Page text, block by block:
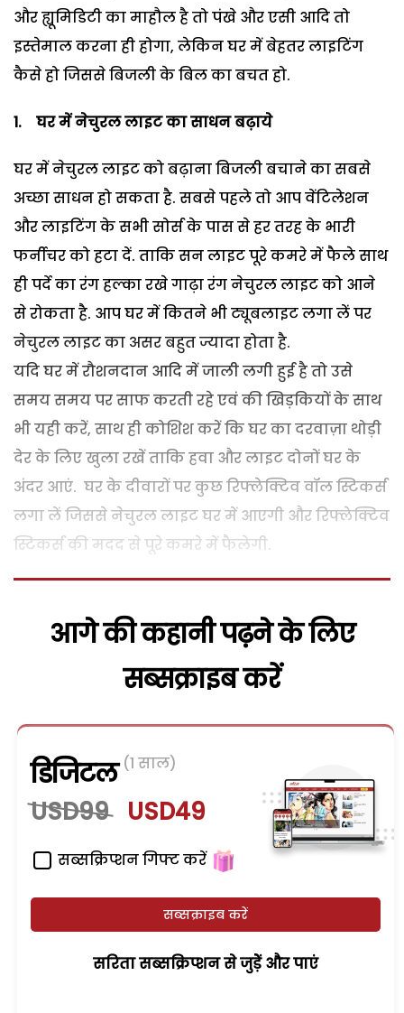
और ह्यूमिडिटी का माहौल है तो पंखे और एसी आदि तो
इस्तेमाल करना ही होगा, लेकिन घर में बेहतर लाइटिंग
कैसे हो जिससे बिजली के बिल का बचत हो.
1. घर में नेचुरल लाइट का साधन बढ़ाये
घर में नेचुरल लाइट को बढ़ाना बिजली बचाने का सबसे
अच्छा साधन हो सकता है. सबसे पहले तो आप वेंटिलेशन
और लाइटिंग के सभी सोर्स के पास से हर तरह के भारी
फर्नीचर को हटा दें. ताकि सन लाइट पूरे कमरे में फैले साथ
ही पर्दे का रंग हल्का रखे गाढ़ा रंग नेचुरल लाइट को आने
से रोकता है. आप घर में कितने भी ट्यूबलाइट लगा लें पर
नेचुरल लाइट का असर बहुत ज्यादा होता है.
यदि घर में रौशनदान आदि में जाली लगी हुई है तो उसे
समय समय पर साफ करती रहे एवं की खिड़कियों के साथ
भी यही करें, साथ ही कोशिश करें कि घर का दरवाज़ा थोड़ी
देर के लिए खुला रखें ताकि हवा और लाइट दोनों घर के
अंदर आएं. घर के दीवारों पर कुछ रिफ्लेक्टिव वॉल स्टिकर्स
लगा लें जिससे नेचुरल लाइट घर में आएगी और रिफ्लेक्टिव
स्टिकर्स की मदद से पूरे कमरे में फैलेगी.
आगे की कहानी पढ़ने के लिए
सब्सक्राइब करें
डिजिटल (1 साल)
USD99 USD49
सब्सक्रिप्शन गिफ्ट करें
सब्सक्राइब करें
सरिता सब्सक्रिप्शन से जुड़ेें और पाएं